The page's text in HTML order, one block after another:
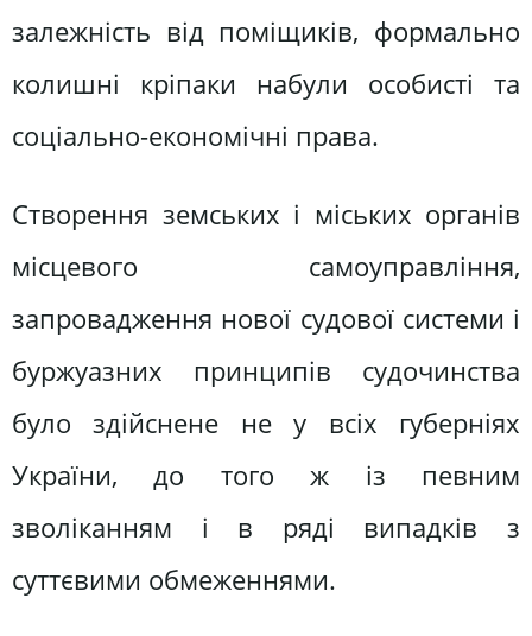
залежність від поміщиків, формально
колишні кріпаки набули особисті та
соціально-економічні права.
Створення земських і міських органів
місцевого самоуправління,
запровадження нової судової системи і
буржуазних принципів судочинства
було здійснене не у всіх губерніях
України, до того ж із певним
зволіканням і в ряді випадків з
суттєвими обмеженнями.